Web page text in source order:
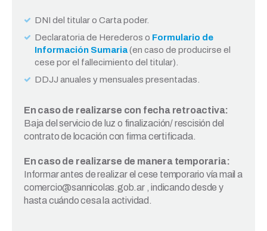
DNI del titular o Carta poder.
Declaratoria de Herederos o Formulario de
Información Sumaria(en caso de producirse el
cese por el fallecimiento del titular).
DDJJ anuales y mensuales presentadas.
En caso de realizarse con fecha retroactiva:
Baja del servicio de luz o finalización/ rescisión del
contrato de locación con firma certificada.
En caso de realizarse de manera temporaria:
Informar antes de realizar el cese temporario vía mail a
comercio@sannicolas.gob.ar , indicando desde y
hasta cuándo cesa la actividad.